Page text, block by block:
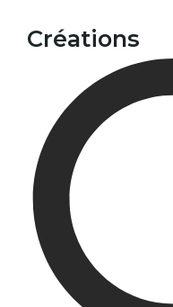
Créations